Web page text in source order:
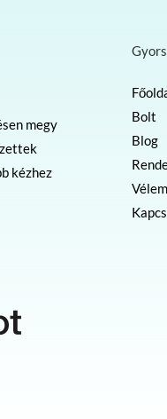
megy
kézhez
Bolt
Blog